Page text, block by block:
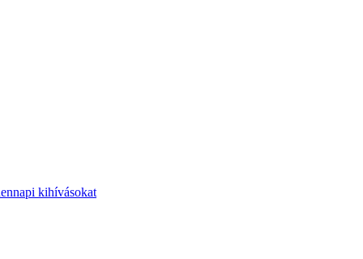
kihívásokat